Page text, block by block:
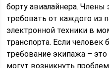
борту авиалайнера.
требовать от каждого из
электронной техники в
транспорта. Если человек
требование экипажа – это
могут возникнуть